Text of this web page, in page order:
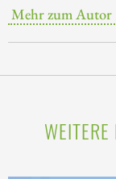
Mehr zum Autor